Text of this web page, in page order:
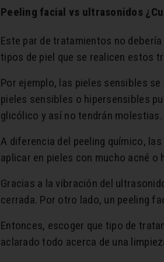
Peeling facial vs ultrasonidos
Este par de tratamientos no
tipos de piel que se realicen estos
Por ejemplo, las pieles sensibles
pieles sensibles o hipersensibles
glicólico y así no tendrán molestias.
A diferencia del peeling químico,
aplicar en pieles con mucho acné
Gracias a la vibración del
cerrada. Por otro lado, un peeling
Entonces, escoger que tipo de
aclarado todo acerca de una